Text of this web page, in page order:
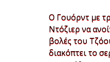
Ο Γουόρντ με
Ντόζιερ να
βολές του
διακόπτει το